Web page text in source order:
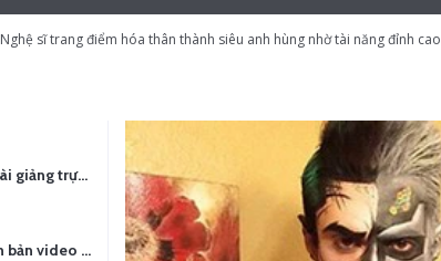
Nghệ sĩ trang điểm hóa thân thành siêu anh hùng nhờ tài năng đỉnh cao
Quay & dựng bài giảng trực tuyến – Xu hướng đào tạo thời đại số
Dịch vụ viết kịch bản video – Bước quan trọng quyết định thành công nội dung